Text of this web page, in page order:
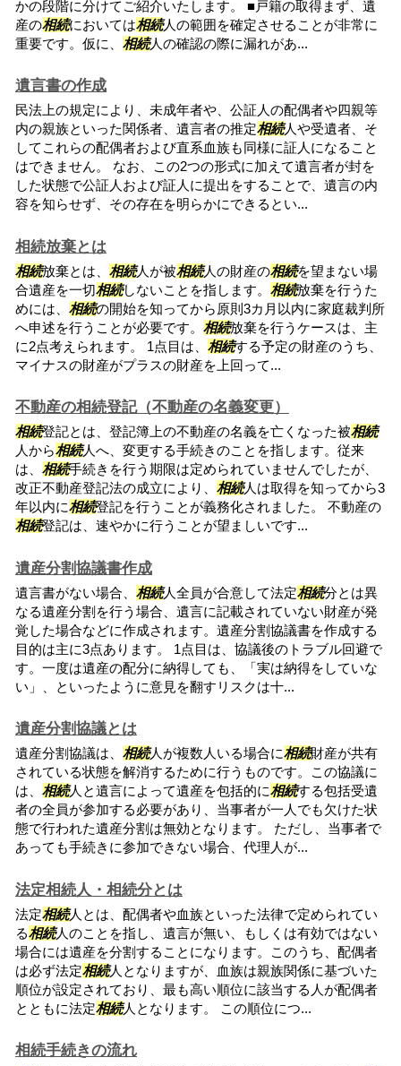
かの段階に分けてご紹介いたします。 ■戸籍の取得まず、遺
産の相続においては相続人の範囲を確定させることが非常に
重要です。仮に、 相続人の確認の際に漏れがあ...
遺言書の作成
民法上の規定により、未成年者や、公証人の配偶者や四親等
内の親族といった関係者、遺言者の推定相続人や受遺者、そ
してこれらの配偶者および直系血族も同様に証人になること
はできません。 なお、この2つの形式に加えて遺言者が封を
した状態で公証人および証人に提出をすることで、遺言の内
容を知らせず、その存在を明らかにできるとい...
相続放棄とは
相続放棄とは、 相続人が被相続人の財産の相続を望まない場
合遺産を一切相続しないことを指します。 相続放棄を行うた
めには、 相続の開始を知ってから原則3カ月以内に家庭裁判所
へ申述を行うことが必要です。 相続放棄を行うケースは、主
に2点考えられます。 1点目は、 相続する予定の財産のうち、
マイナスの財産がプラスの財産を上回って...
不動産の相続登記（不動産の名義変更）
相続登記とは、登記簿上の不動産の名義を亡くなった被相続
人から相続人へ、変更する手続きのことを指します。従来
は、 相続手続きを行う期限は定められていませんでしたが、
改正不動産登記法の成立により、 相続人は取得を知ってから3
年以内に相続登記を行うことが義務化されました。 不動産の
相続登記は、速やかに行うことが望ましいです...
遺産分割協議書作成
遺言書がない場合、 相続人全員が合意して法定相続分とは異
なる遺産分割を行う場合、遺言に記載されていない財産が発
覚した場合などに作成されます。遺産分割協議書を作成する
目的は主に3点あります。 1点目は、協議後のトラブル回避で
す。一度は遺産の配分に納得しても、「実は納得をしていな
い」、といったように意見を翻すリスクは十...
遺産分割協議とは
遺産分割協議は、 相続人が複数人いる場合に相続財産が共有
されている状態を解消するために行うものです。この協議に
は、 相続人と遺言によって遺産を包括的に相続する包括受遺
者の全員が参加する必要があり、当事者が一人でも欠けた状
態で行われた遺産分割は無効となります。 ただし、当事者で
あっても手続きに参加できない場合、代理人が...
法定相続人・相続分とは
法定相続人とは、配偶者や血族といった法律で定められてい
る相続人のことを指し、遺言が無い、もしくは有効ではない
場合には遺産を分割することになります。このうち、配偶者
は必ず法定相続人となりますが、血族は親族関係に基づいた
順位が設定されており、最も高い順位に該当する人が配偶者
とともに法定相続人となります。 この順位につ...
相続手続きの流れ